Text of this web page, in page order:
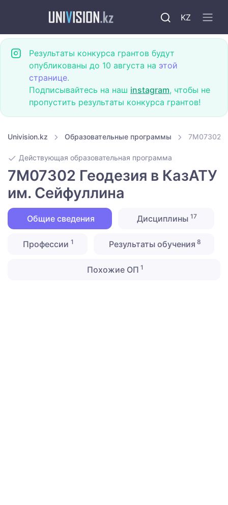
KZ
Результаты конкурса грантов будут
опубликованы до 10 августа на этой
странице.
Подписывайтесь на наш instagram, чтобы не
пропустить результаты конкурса грантов!
Univision.kz Образовательные программы 7M07302
Действующая образовательная программа
7M07302 Геодезия в КазАТУ
им. Сейфуллина
Общие сведения Дисциплины17
Профессии1 Результаты обучения 8
Похожие ОП 1